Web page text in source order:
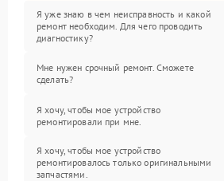
Я уже знаю в чем неисправность и какой
ремонт необходим. Для чего проводить
диагностику?
Мне нужен срочный ремонт. Сможете
сделать?
Я хочу, чтобы мое устройство
ремонтировали при мне.
Я хочу, чтобы мое устройство
ремонтировалось только оригинальными
запчастями.